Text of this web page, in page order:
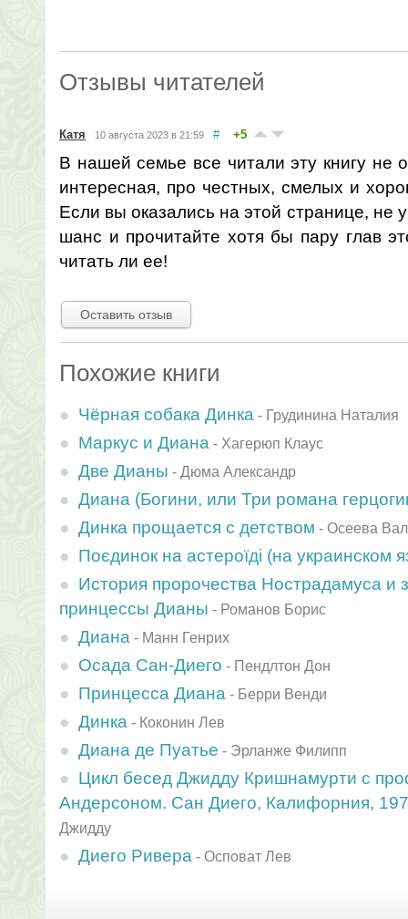
Отзывы читателей
Катя 10 августа 2023 в 21:59 # +5
В нашей семье все читали эту книгу не
интересная, про честных, смелых и
Если вы оказались на этой странице, не
шанс и прочитайте хотя бы пару глав
читать ли ее!
Оставить отзыв
Похожие книги
Чёрная собака Динка - Грудинина Наталия
Маркус и Диана - Хагерюп Клаус
Две Дианы - Дюма Александр
Диана (Богини, или Три романа
Динка прощается с детством - Осеева
Поєдинок на астероїдi (на украинском
История пророчества Нострадамуса и
принцессы Дианы - Романов Борис
Диана - Манн Генрих
Осада Сан-Диего - Пендлтон Дон
Принцесса Диана - Берри Венди
Динка - Коконин Лев
Диана де Пуатье - Эрланже Филипп
Цикл бесед Джидду Кришнамурти с
Андерсоном. Сан Диего, Калифорния,
Джидду
Диего Ривера - Осповат Лев